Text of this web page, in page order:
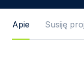
Žinutės tekstas
Apie Susiję